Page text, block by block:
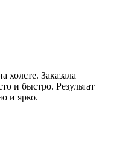
холсте. Заказала
и быстро. Результат
и ярко.